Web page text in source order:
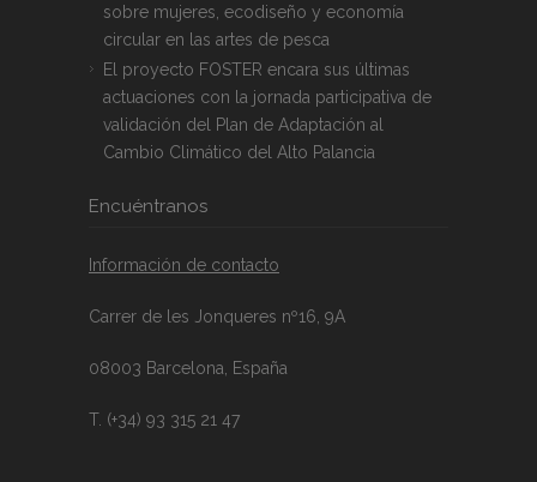
sobre mujeres, ecodiseño y economía
circular en las artes de pesca
El proyecto FOSTER encara sus últimas
actuaciones con la jornada participativa de
validación del Plan de Adaptación al
Cambio Climático del Alto Palancia
Encuéntranos
Información de contacto
Carrer de les Jonqueres nº16, 9A
08003 Barcelona, España
T. (+34) 93 315 21 47